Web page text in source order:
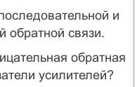
и
обратной связи.
обратная
усилителей?